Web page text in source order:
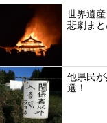
世界遺
悲劇ま
他県民
選！